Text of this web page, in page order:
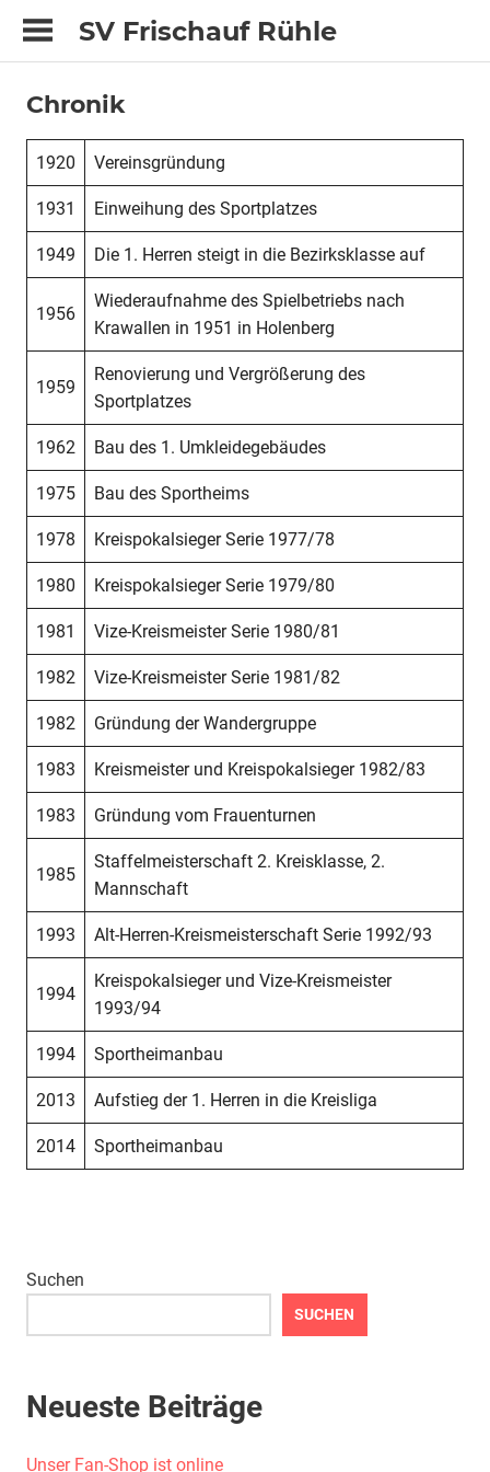
Inhalt
springen
SV Frischauf Rühle
Chronik
1920 Vereinsgründung
1931 Einweihung des Sportplatzes
1949 Die 1. Herren steigt in die Bezirksklasse auf
1956
Wiederaufnahme des Spielbetriebs nach
Krawallen in 1951 in Holenberg
1959
Renovierung und Vergrößerung des
Sportplatzes
1962 Bau des 1. Umkleidegebäudes
1975 Bau des Sportheims
1978 Kreispokalsieger Serie 1977/78
1980 Kreispokalsieger Serie 1979/80
1981 Vize-Kreismeister Serie 1980/81
1982 Vize-Kreismeister Serie 1981/82
1982 Gründung der Wandergruppe
1983 Kreismeister und Kreispokalsieger 1982/83
1983 Gründung vom Frauenturnen
1985
Staffelmeisterschaft 2. Kreisklasse, 2.
Mannschaft
1993 Alt-Herren-Kreismeisterschaft Serie 1992/93
1994
Kreispokalsieger und Vize-Kreismeister
1993/94
1994 Sportheimanbau
2013 Aufstieg der 1. Herren in die Kreisliga
2014 Sportheimanbau
Suchen
SUCHEN
Neueste Beiträge
Unser Fan-Shop ist online